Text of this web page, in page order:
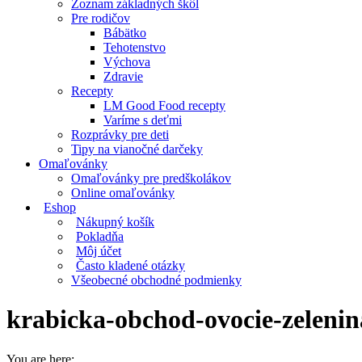
Zoznam základných škôl
Pre rodičov
Bábätko
Tehotenstvo
Výchova
Zdravie
Recepty
LM Good Food recepty
Varíme s deťmi
Rozprávky pre deti
Tipy na vianočné darčeky
Omaľovánky
Omaľovánky pre predškolákov
Online omaľovánky
Eshop
Nákupný košík
Pokladňa
Môj účet
Často kladené otázky
Všeobecné obchodné podmienky
krabicka-obchod-ovocie-
You are here: